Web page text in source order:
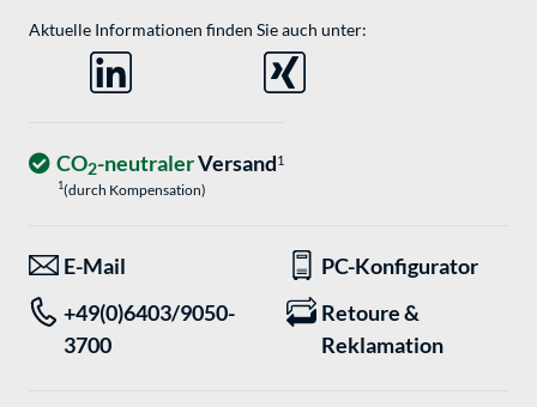
Aktuelle Informationen finden Sie auch unter:
CO2-neutralerVersand1
1(durch Kompensation)
E-Mail
PC-Konfigurator
+49(0)6403/9050-
3700
Retoure &
Reklamation